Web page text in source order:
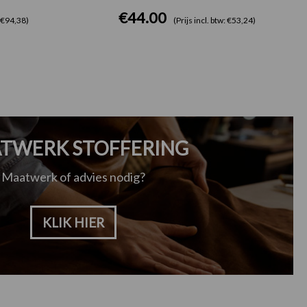
€44.00 (Prijs incl. btw: €53,24)
STOFFERING
Maatwerk of advies nodig?
KLIK HIER